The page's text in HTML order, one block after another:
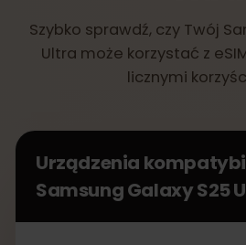
Szybko sprawdź, czy Twój
Ultra może korzystać z
licznymi
Urządzenia
Samsung Galaxy S25